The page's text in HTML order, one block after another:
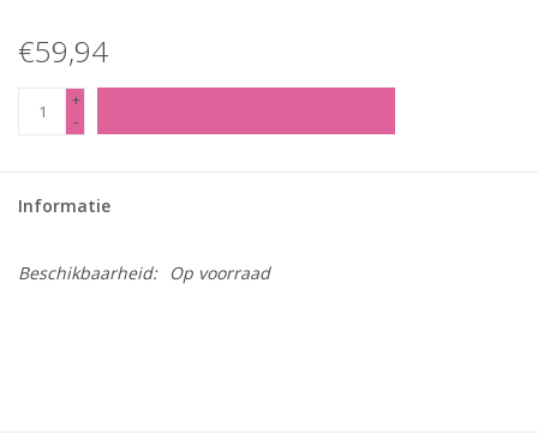
€59,94
+
-
Informatie
Beschikbaarheid: Op voorraad